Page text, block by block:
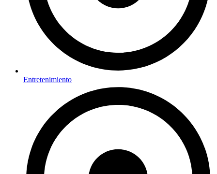
Entretenimiento